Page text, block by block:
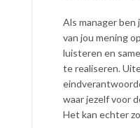
Als manager
van jou mening
luisteren en
te realiseren.
waar jezelf voor
Het kan echter